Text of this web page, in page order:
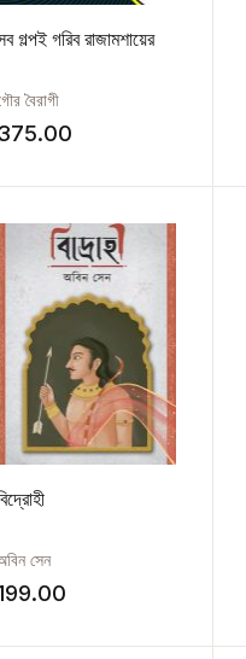
গল্পই গরিব রাজামশায়ের
বৈরাগী
সেন